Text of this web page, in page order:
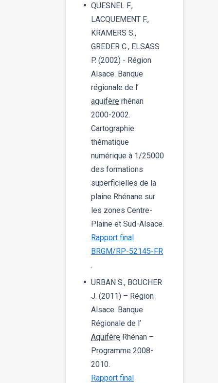
QUESNEL F.,
LACQUEMENT F.,
KRAMERS S.,
GREDER C., ELSASS
P. (2002) - Région
Alsace. Banque
régionale de l’
aquifère rhénan
2000-2002.
Cartographie
thématique
numérique à 1/25000
des formations
superficielles de la
plaine Rhénane sur
les zones Centre-
Plaine et Sud-Alsace.
Rapport final
BRGM/RP-52145-FR
.
URBAN S., BOUCHER
J. (2011) – Région
Alsace. Banque
Régionale de l’
Aquifère Rhénan –
Programme 2008-
2010.
Rapport final